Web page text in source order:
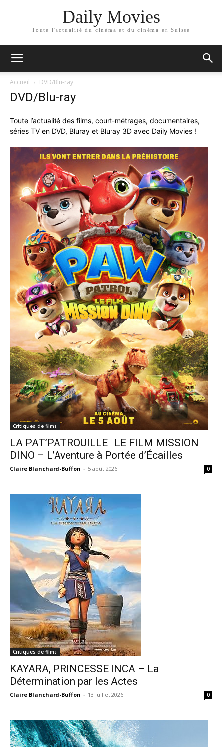
Daily Movies
Toute l'actualité du cinéma et du cinéma en Suisse
Accueil DVD/Blu-ray
DVD/Blu-ray
Toute l’actualité des films, court-métrages, documentaires,
séries TV en DVD, Bluray et Bluray 3D avec Daily Movies !
Critiques de films
LA PAT’PATROUILLE : LE FILM MISSION
DINO – L’Aventure à Portée d’Écailles
Claire Blanchard-Buffon - 5 août 2026 0
Critiques de films
KAYARA, PRINCESSE INCA – La
Détermination par les Actes
Claire Blanchard-Buffon - 13 juillet 2026 0